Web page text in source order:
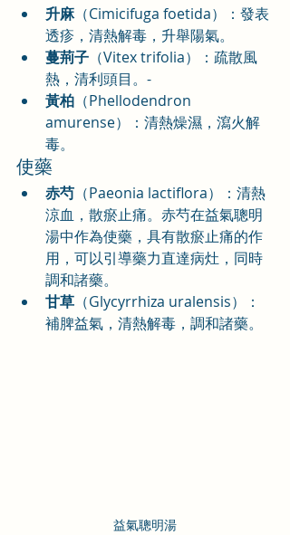
升麻（Cimicifuga foetida）：發表
透疹，清熱解毒，升舉陽氣。
蔓荊子 （Vitex trifolia）：疏散風
熱，清利頭目。-
黃柏 （Phellodendron
amurense）：清熱燥濕，瀉火解
毒。
使藥
赤芍 （Paeonia lactiflora）：清熱
涼血，散瘀止痛。赤芍在益氣聰明
湯中作為使藥，具有散瘀止痛的作
用，可以引導藥力直達病灶，同時
調和諸藥。
甘草 （Glycyrrhiza uralensis）：
補脾益氣，清熱解毒，調和諸藥。
益氣聰明湯